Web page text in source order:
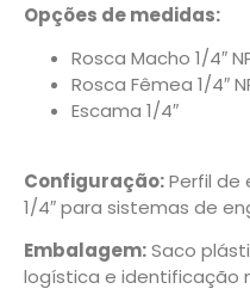
Opções de medidas:
Rosca Macho 1/4″
Rosca Fêmea 1/4″
Escama 1/4″
Configuração:Perfil de
1/4″ para sistemas de
Embalagem:Saco
logística e identificação